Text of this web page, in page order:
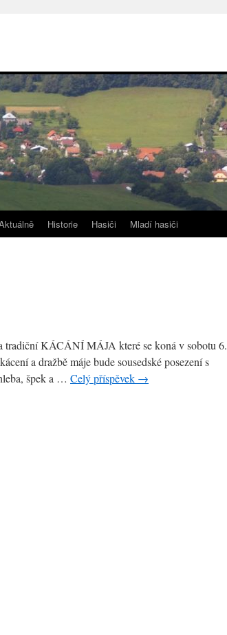
Historie Hasiči Mladí hasiči
tradiční KÁCÁNÍ MÁJA které se koná v sobotu 6.
a dražbě máje bude sousedské posezení s
špek a … Celý příspěvek →